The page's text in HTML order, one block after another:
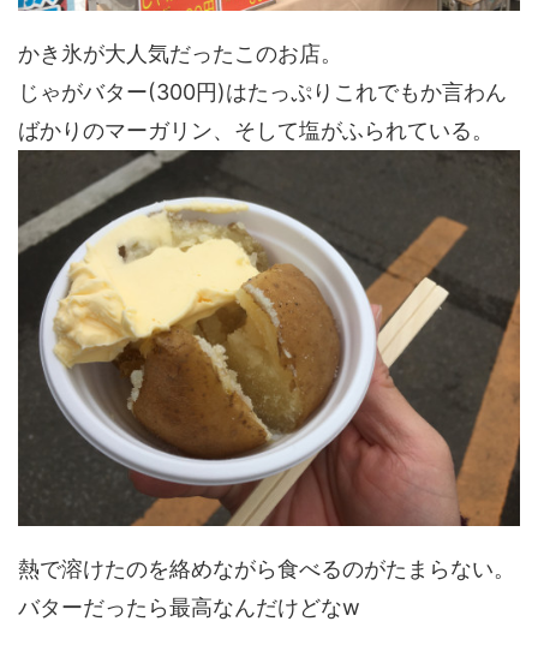
かき氷が大人気だったこのお店。
じゃがバター(300円)はたっぷりこれでもか言わん
ばかりのマーガリン、そして塩がふられている。
熱で溶けたのを絡めながら食べるのがたまらない。
バターだったら最高なんだけどなw